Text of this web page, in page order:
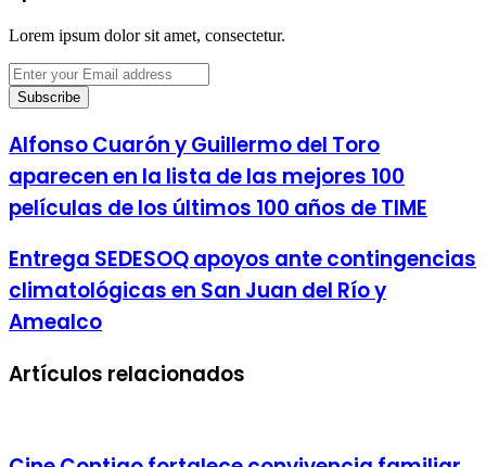
Lorem ipsum dolor sit amet, consectetur.
Enter
your
Email
Alfonso Cuarón y Guillermo del Toro
aparecen en la lista de las mejores 100
películas de los últimos 100 años de TIME
Entrega SEDESOQ apoyos ante contingencias
climatológicas en San Juan del Río y
Amealco
Artículos relacionados